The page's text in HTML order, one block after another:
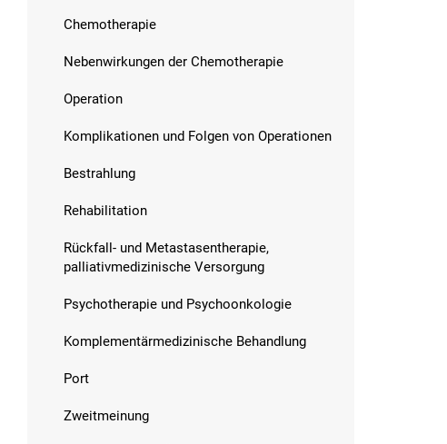
Chemotherapie
Nebenwirkungen der Chemotherapie
Operation
Komplikationen und Folgen von Operationen
Bestrahlung
Rehabilitation
Rückfall- und Metastasentherapie,
palliativmedizinische Versorgung
Psychotherapie und Psychoonkologie
Komplementärmedizinische Behandlung
Port
Zweitmeinung